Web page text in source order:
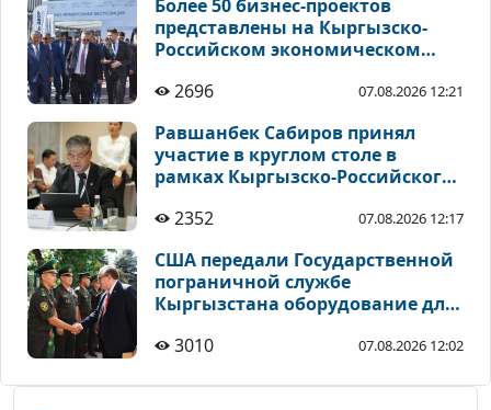
Более 50 бизнес-проектов
представлены на Кыргызско-
Российском экономическом
2696
07.08.2026 12:21
Равшанбек Сабиров принял
участие в круглом столе в
рамках Кыргызско-Российского
2352
07.08.2026 12:17
США передали Государственной
пограничной службе
Кыргызстана оборудование для
3010
07.08.2026 12:02